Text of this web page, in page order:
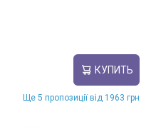
КУПИТЬ
Ще 5 пропозиції від 1963 грн